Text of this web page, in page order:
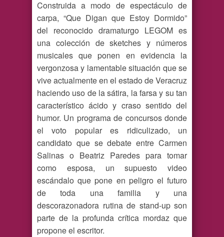
Construida a modo de espectáculo de
carpa, “Que Digan que Estoy Dormido”
del reconocido dramaturgo LEGOM es
una colección de sketches y números
musicales que ponen en evidencia la
vergonzosa y lamentable situación que se
vive actualmente en el estado de Veracruz
haciendo uso de la sátira, la farsa y su tan
característico ácido y craso sentido del
humor. Un programa de concursos donde
el voto popular es ridiculizado, un
candidato que se debate entre Carmen
Salinas o Beatriz Paredes para tomar
como esposa, un supuesto video
escándalo que pone en peligro el futuro
de toda una familia y una
descorazonadora rutina de stand-up son
parte de la profunda crítica mordaz que
propone el escritor.